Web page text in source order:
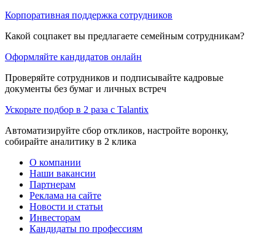
Корпоративная поддержка сотрудников
Какой соцпакет вы предлагаете семейным сотрудникам?
Оформляйте кандидатов онлайн
Проверяйте сотрудников и подписывайте кадровые
документы без бумаг и личных встреч
Ускорьте подбор в 2 раза с Talantix
Автоматизируйте сбор откликов, настройте воронку,
собирайте аналитику в 2 клика
О компании
Наши вакансии
Партнерам
Реклама на сайте
Новости и статьи
Инвесторам
Кандидаты по профессиям